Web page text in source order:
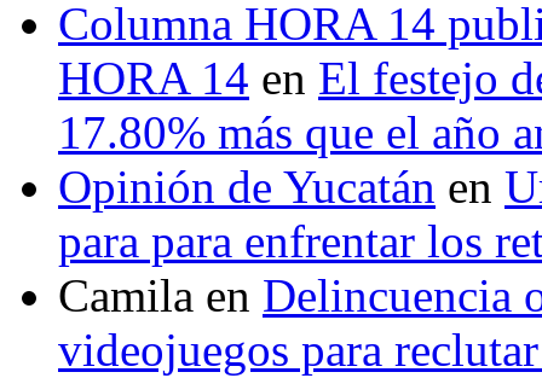
Columna HORA 14
HORA 14 en El festejo
17.80% más que el año
Opinión de Yucatán en
para para enfrentar los
Camila en Delincuencia
videojuegos para